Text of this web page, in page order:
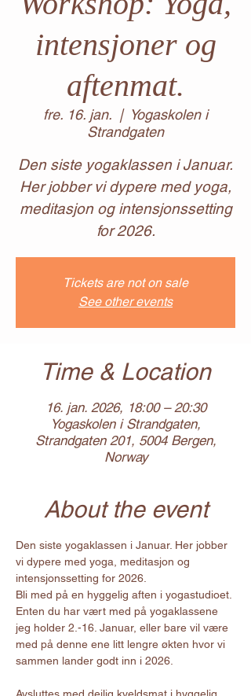
intensjoner og
aftenmat.
fre. 16. jan.
  |
Yogaskolen i
Strandgaten
Den siste yogaklassen i Januar.
Her jobber vi dypere med yoga,
meditasjon og intensjonssetting
for 2026.
Tickets are not on sale
See other events
Time & Location
16. jan. 2026, 18:00 – 20:30
Yogaskolen i Strandgaten,
Strandgaten 201, 5004 Bergen,
Norway
About the event
Den siste yogaklassen i Januar. Her jobber
vi dypere med yoga, meditasjon og
intensjonssetting for 2026.
Bli med på en hyggelig aften i yogastudioet.
Enten du har vært med på yogaklassene
jeg holder 2.-16. Januar, eller bare vil være
med på denne ene litt lengre økten hvor vi
sammen lander godt inn i 2026.